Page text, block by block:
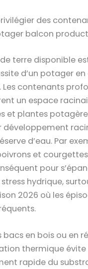
des
balcon
terre disponible
d’un potager
Les contenants
un espace
et plantes
développement
d’eau. Par
et
pour
hydrique,
2026 où les
bacs en bois ou en
thermique évite
rapide du